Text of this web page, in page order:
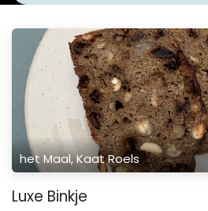
het Maal, Kaat Roels
Luxe Binkje